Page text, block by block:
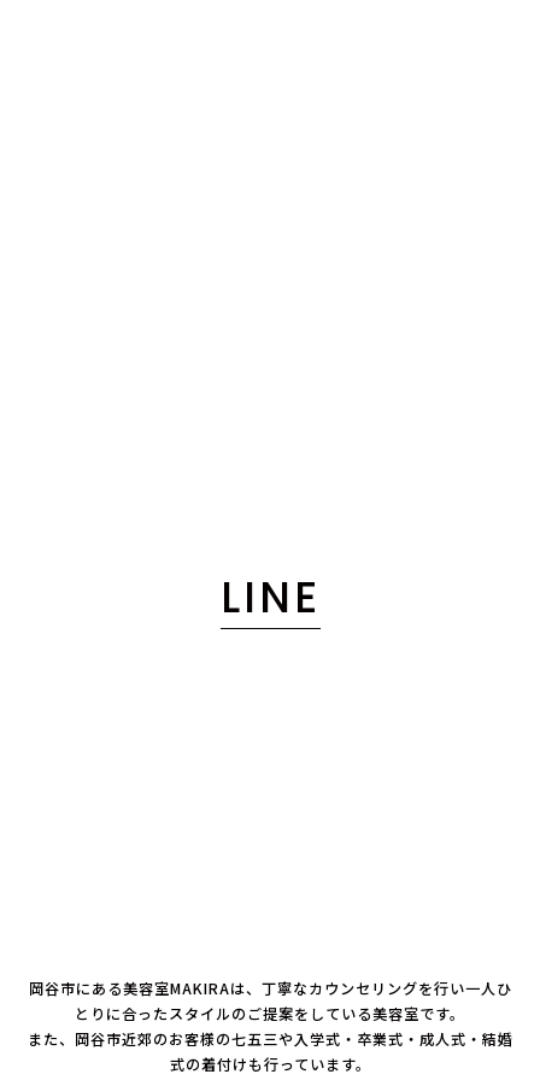
LINE
岡谷市にある美容室MAKIRAは、丁寧なカウンセリングを行い一人ひ
とりに合ったスタイルのご提案をしている美容室です。
また、岡谷市近郊のお客様の七五三や入学式・卒業式・成人式・結婚
式の着付けも行っています。